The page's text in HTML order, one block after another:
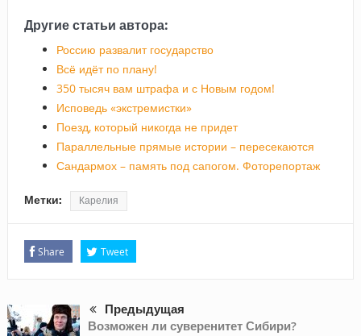
Другие статьи автора:
Россию развалит государство
Всё идёт по плану!
350 тысяч вам штрафа и с Новым годом!
Исповедь «экстремистки»
Поезд, который никогда не придет
Параллельные прямые истории – пересекаются
Сандармох – память под сапогом. Фоторепортаж
Метки: Карелия
Share Tweet
Предыдущая
Возможен ли суверенитет Сибири?